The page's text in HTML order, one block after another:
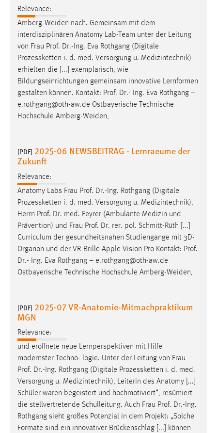
Relevance:
Amberg-Weiden nach. Gemeinsam mit dem
interdisziplinären Anatomy Lab-Team unter der Leitung
von Frau Prof. Dr.-Ing. Eva Rothgang (Digitale
Prozessketten i. d. med. Versorgung u. Medizintechnik)
erhielten die [...] exemplarisch, wie
Bildungseinrichtungen gemeinsam innovative Lernformen
gestalten können. Kontakt: Prof. Dr.- Ing. Eva Rothgang –
e.rothgang@oth-aw.de Ostbayerische Technische
Hochschule Amberg-Weiden,
[PDF] 2025-06 NEWSBEITRAG - Lernraeume der
Zukunft
Relevance:
Anatomy Labs Frau Prof. Dr.-Ing. Rothgang (Digitale
Prozessketten i. d. med. Versorgung u. Medizintechnik),
Herrn Prof. Dr. med. Feyrer (Ambulante Medizin und
Prävention) und Frau Prof. Dr. rer. pol. Schmitt-Rüth [...]
Curriculum der gesundheitsnahen Studiengänge mit 3D-
Organon und der VR-Brille Apple Vision Pro Kontakt: Prof.
Dr.- Ing. Eva Rothgang – e.rothgang@oth-aw.de
Ostbayerische Technische Hochschule Amberg-Weiden,
[PDF] 2025-07 VR-Anatomie-Mitmachpraktikum
MGN
Relevance:
und eröffnete neue Lernperspektiven mit Hilfe
modernster Techno- logie. Unter der Leitung von Frau
Prof. Dr.-Ing. Rothgang (Digitale Prozessketten i. d. med.
Versorgung u. Medizintechnik), Leiterin des Anatomy [...]
Schüler waren begeistert und hochmotiviert“, resümiert
die stellvertretende Schulleitung. Auch Frau Prof. Dr.-Ing.
Rothgang sieht großes Potenzial in dem Projekt: „Solche
Formate sind ein innovativer Brückenschlag [...] können